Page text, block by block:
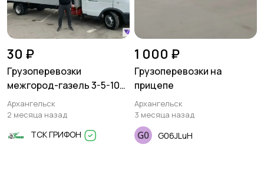
30 ₽
Грузоперевозки
межгород-газель 3-5-10
тонн
Архангельск
2 месяца назад
ТСК ГРИФОН
1 000 ₽
Грузоперевозки на
прицепе
Архангельск
3 месяца назад
G06JLuH